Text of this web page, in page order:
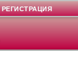
РЕГИСТРАЦИЯ